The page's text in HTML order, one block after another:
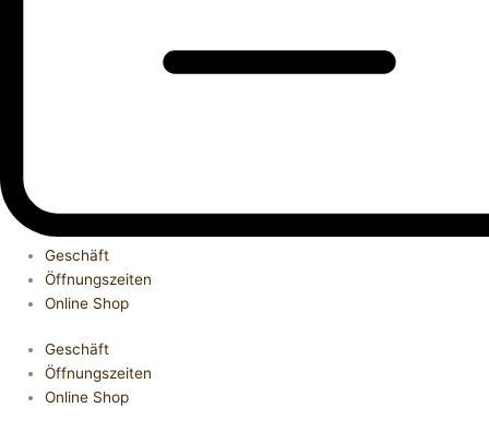
Geschäft
Öffnungszeiten
Online Shop
Geschäft
Öffnungszeiten
Online Shop